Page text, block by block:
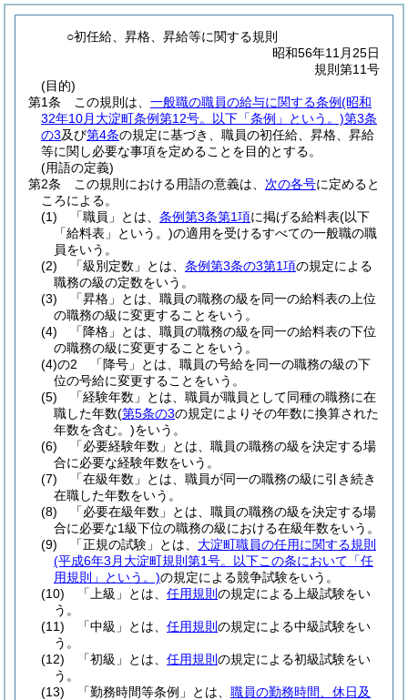
○初任給、昇格、昇給等に関する規則
昭和56年11月25日
規則第11号
(目的)
第1条
この規則は、 一般職の職員の給与に関する条例(昭和
32年10月大淀町条例第12号。以下「条例」という。)第3条
の3及び第4条の規定に基づき、職員の初任給、昇格、昇給
等に関し必要な事項を定めることを目的とする。
(用語の定義)
第2条
この規則における用語の意義は、 次の各号に定めると
ころによる。
(1)
「職員」とは、 条例第3条第1項に掲げる給料表(以下
「給料表」という。)の適用を受けるすべての一般職の職
員をいう。
(2)
「級別定数」とは、 条例第3条の3第1項の規定による
職務の級の定数をいう。
(3)
「昇格」とは、職員の職務の級を同一の給料表の上位
の職務の級に変更することをいう。
(4)
「降格」とは、職員の職務の級を同一の給料表の下位
の職務の級に変更することをいう。
(4)の2
「降号」とは、職員の号給を同一の職務の級の下
位の号給に変更することをいう。
(5)
「経験年数」とは、職員が職員として同種の職務に在
職した年数(第5条の3の規定によりその年数に換算された
年数を含む。)をいう。
(6)
「必要経験年数」とは、職員の職務の級を決定する場
合に必要な経験年数をいう。
(7)
「在級年数」とは、職員が同一の職務の級に引き続き
在職した年数をいう。
(8)
「必要在級年数」とは、職員の職務の級を決定する場
合に必要な1級下位の職務の級における在級年数をいう。
(9)
「正規の試験」とは、 大淀町職員の任用に関する規則
(平成6年3月大淀町規則第1号。以下この条において「任
用規則」という。)の規定による競争試験をいう。
(10)
「上級」とは、 任用規則 の規定による上級試験をい
う。
(11)
「中級」とは、 任用規則 の規定による中級試験をい
う。
(12)
「初級」とは、 任用規則 の規定による初級試験をい
う。
(13)
「勤務時間等条例」とは、 職員の勤務時間、休日及